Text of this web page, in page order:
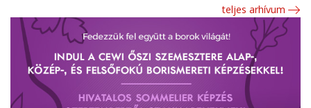
teljes arhívum